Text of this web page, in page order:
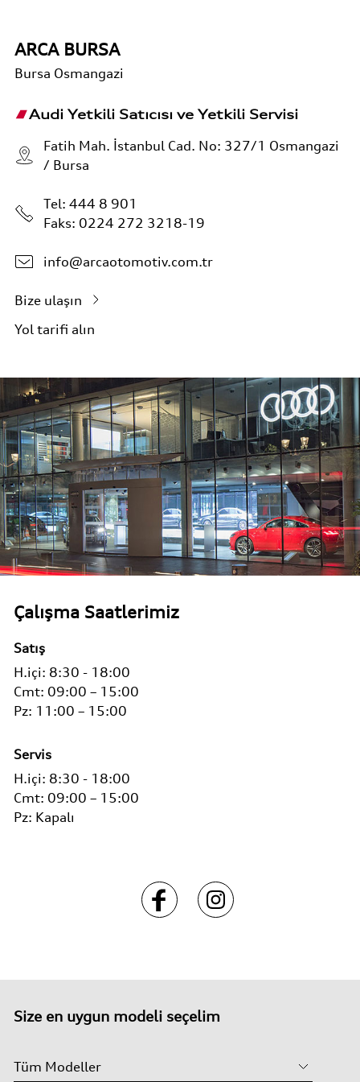
ARCA BURSA
Bursa Osmangazi
Audi Yetkili Satıcısı ve Yetkili Servisi
Fatih Mah. İstanbul Cad. No: 327/1 Osmangazi
/ Bursa
Tel: 444 8 901
Faks: 0224 272 3218-19
info@arcaotomotiv.com.tr
Bize ulaşın
Yol tarifi alın
Çalışma Saatlerimiz
Satış
H.içi: 8:30 - 18:00
Cmt: 09:00 – 15:00
Pz: 11:00 – 15:00
Servis
H.içi: 8:30 - 18:00
Cmt: 09:00 – 15:00
Pz: Kapalı
Size en uygun modeli seçelim